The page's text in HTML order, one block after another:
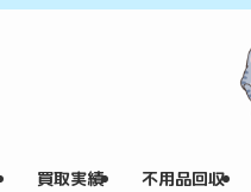
買取実績 不用品回収